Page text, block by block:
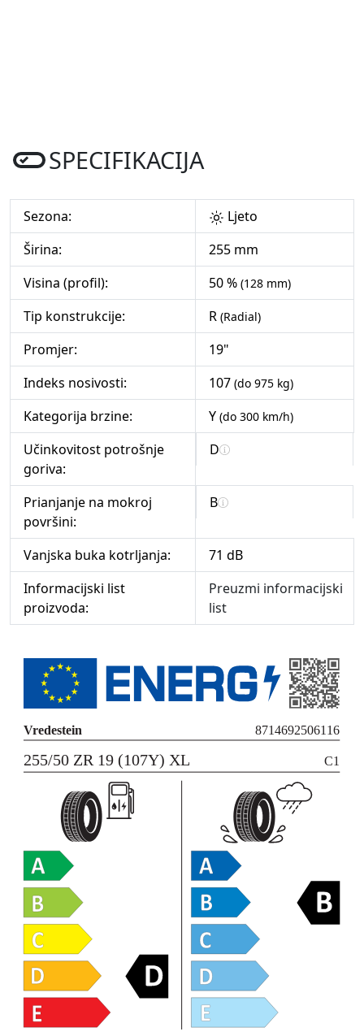
SPECIFIKACIJA
Sezona:
Ljeto
Širina:
255 mm
Visina (profil):
50 % (128 mm)
Tip konstrukcije: R (Radial)
Promjer:
19"
Indeks nosivosti:
107 (do 975 kg)
Kategorija brzine: Y (do 300 km/h)
Učinkovitost potrošnje
goriva:
D
Prianjanje na mokroj
površini:
B
Vanjska buka kotrljanja:
71 dB
Informacijski list
proizvoda:
Preuzmi informacijski
list